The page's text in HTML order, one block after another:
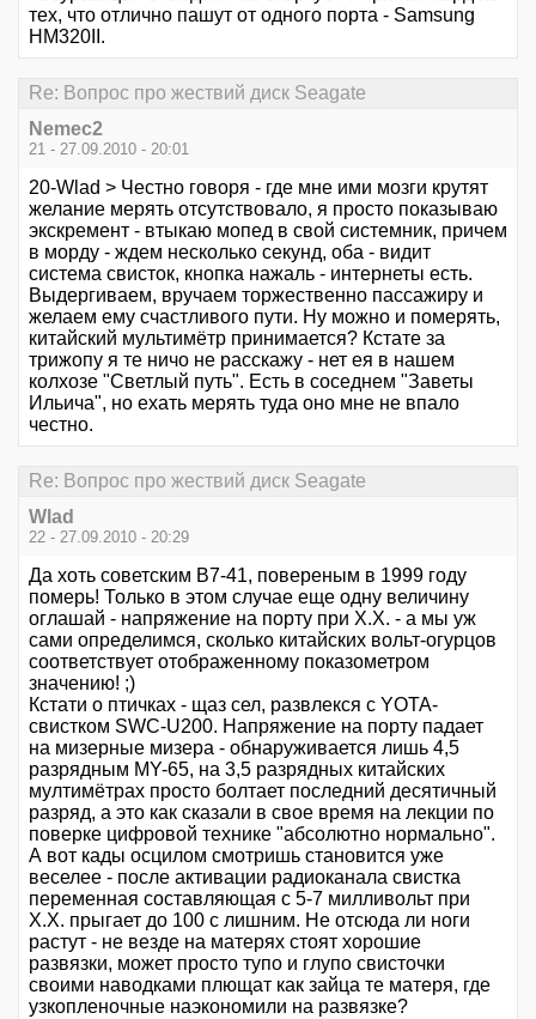
тех, что отлично пашут от одного порта - Samsung
HM320II.
Re: Вопрос про жествий диск Seagate
Nemec2
21 - 27.09.2010 - 20:01
20-Wlad > Честно говоря - где мне ими мозги крутят
желание мерять отсутствовало, я просто показываю
экскремент - втыкаю мопед в свой системник, причем
в морду - ждем несколько секунд, оба - видит
система свисток, кнопка нажаль - интернеты есть.
Выдергиваем, вручаем торжественно пассажиру и
желаем ему счастливого пути. Ну можно и померять,
китайский мультимётр принимается? Кстате за
трижопу я те ничо не расскажу - нет ея в нашем
колхозе "Светлый путь". Есть в соседнем "Заветы
Ильича", но ехать мерять туда оно мне не впало
честно.
Re: Вопрос про жествий диск Seagate
Wlad
22 - 27.09.2010 - 20:29
Да хоть советским В7-41, повереным в 1999 году
померь! Только в этом случае еще одну величину
оглашай - напряжение на порту при Х.Х. - а мы уж
сами определимся, сколько китайских вольт-огурцов
соответствует отображенному показометром
значению! ;)
Кстати о птичках - щаз сел, развлекся с YOTA-
свистком SWC-U200. Напряжение на порту падает
на мизерные мизера - обнаруживается лишь 4,5
разрядным MY-65, на 3,5 разрядных китайских
мултимётрах просто болтает последний десятичный
разряд, а это как сказали в свое время на лекции по
поверке цифровой технике "абсолютно нормально".
А вот кады осцилом смотришь становится уже
веселее - после активации радиоканала свистка
переменная составляющая с 5-7 милливольт при
Х.Х. прыгает до 100 с лишним. Не отсюда ли ноги
растут - не везде на матерях стоят хорошие
развязки, может просто тупо и глупо свисточки
своими наводками плющат как зайца те матеря, где
узкопленочные наэкономили на развязке?